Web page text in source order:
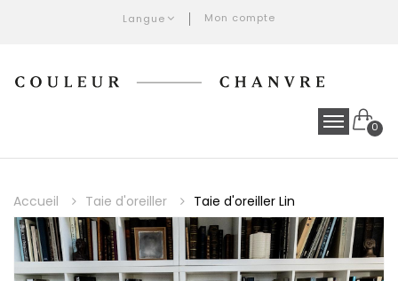
Langue Mon compte
0
Accueil Taie d'oreiller Taie d'oreiller Lin